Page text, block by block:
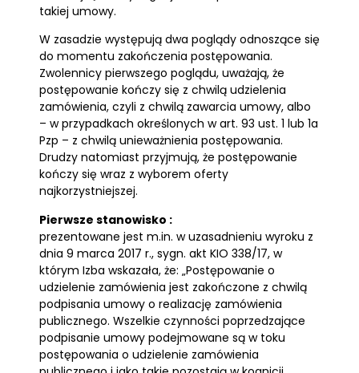
takiej umowy.
W zasadzie występują dwa poglądy odnoszące się
do momentu zakończenia postępowania.
Zwolennicy pierwszego poglądu, uważają, że
postępowanie kończy się z chwilą udzielenia
zamówienia, czyli z chwilą zawarcia umowy, albo
– w przypadkach określonych w art. 93 ust. 1 lub 1a
Pzp – z chwilą unieważnienia postępowania.
Drudzy natomiast przyjmują, że postępowanie
kończy się wraz z wyborem oferty
najkorzystniejszej.
Pierwsze stanowisko :
prezentowane jest m.in. w uzasadnieniu wyroku z
dnia 9 marca 2017 r., sygn. akt KIO 338/17, w
którym Izba wskazała, że: „Postępowanie o
udzielenie zamówienia jest zakończone z chwilą
podpisania umowy o realizację zamówienia
publicznego. Wszelkie czynności poprzedzające
podpisanie umowy podejmowane są w toku
postępowania o udzielenie zamówienia